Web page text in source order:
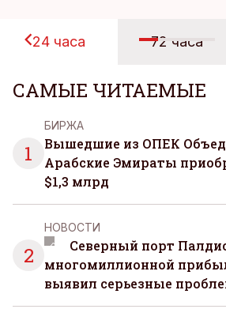
24 часа 72 часа
САМЫЕ ЧИТАЕМЫЕ
1
БИРЖА
Вышедшие из ОПЕК
Арабские Эмираты
$1,3 млрд
2
НОВОСТИ
Северный порт
многомиллионной
выявил серьезные